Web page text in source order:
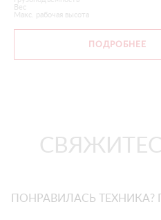
Вес
Макс. рабочая высота
ПОДРОБНЕЕ
ПОНРАВИЛАСЬ